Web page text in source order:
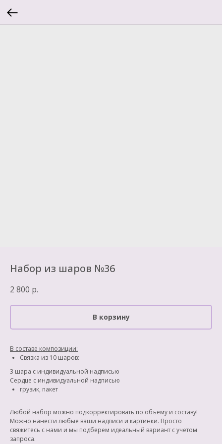
Набор из шаров №36
2 800 р.
В корзину
В составе композиции:
Связка из 10 шаров:
3 шара с индивидуальной надписью
Сердце с индивидуальной надписью
грузик, пакет
Любой набор можно подкорректировать по объему и составу!
Можно нанести любые ваши надписи и картинки. Просто
свяжитесь с нами и мы подберем идеальный вариант с учетом
запроса.